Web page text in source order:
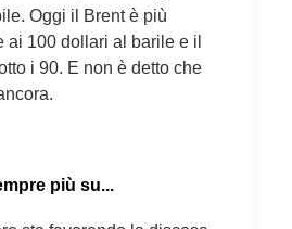
Oggi il Brent è più
ai 100 dollari al barile e il
i 90. E non è detto che
più su...